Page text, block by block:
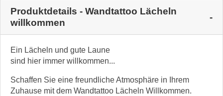
Produktdetails - Wandtattoo Lächeln
willkommen
Ein Lächeln und gute Laune
sind hier immer willkommen...
Schaffen Sie eine freundliche Atmosphäre in Ihrem
Zuhause mit dem Wandtattoo Lächeln Willkommen.